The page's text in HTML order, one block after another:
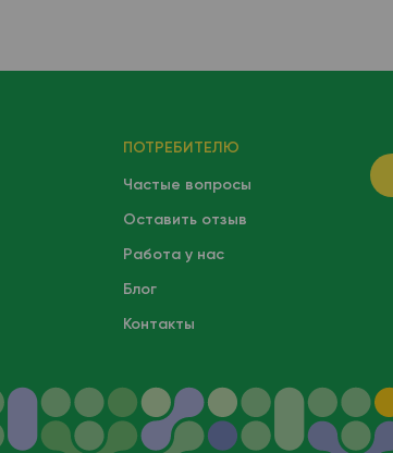
ПОТРЕБИТЕЛЮ
Частые вопросы
Оставить отзыв
Работа у нас
Блог
Контакты